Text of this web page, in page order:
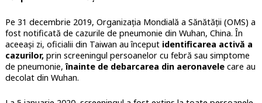
Pe 31 decembrie 2019, Organizația Mondială a Sănătății (OMS) a
fost notificată de cazurile de pneumonie din Wuhan, China. În
aceeași zi, oficialii din Taiwan au început identificarea activă a
cazurilor,prin screeningul persoanelor cu febră sau simptome
de pneumonie,înainte de debarcarea din aeronavelecare au
decolat din Wuhan.